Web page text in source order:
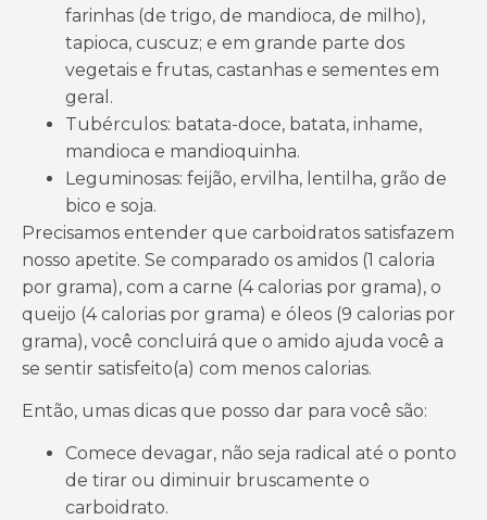
farinhas (de trigo, de mandioca, de milho),
tapioca, cuscuz; e em grande parte dos
vegetais e frutas, castanhas e sementes em
geral.
Tubérculos: batata-doce, batata, inhame,
mandioca e mandioquinha.
Leguminosas: feijão, ervilha, lentilha, grão de
bico e soja.
Precisamos entender que carboidratos satisfazem
nosso apetite. Se comparado os amidos (1 caloria
por grama), com a carne (4 calorias por grama), o
queijo (4 calorias por grama) e óleos (9 calorias por
grama), você concluirá que o amido ajuda você a
se sentir satisfeito(a) com menos calorias.
Então, umas dicas que posso dar para você são:
Comece devagar, não seja radical até o ponto
de tirar ou diminuir bruscamente o
carboidrato.